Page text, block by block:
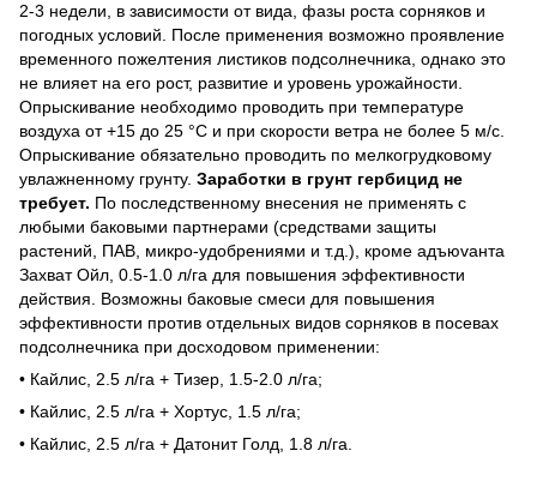
2-3 недели, в зависимости от вида, фазы роста сорняков и
погодных условий. После применения возможно проявление
временного пожелтения листиков подсолнечника, однако это
не влияет на его рост, развитие и уровень урожайности.
Опрыскивание необходимо проводить при температуре
воздуха от +15 до 25 °С и при скорости ветра не более 5 м/с.
Опрыскивание обязательно проводить по мелкогрудковому
увлажненному грунту. Заработки в грунт гербицид не
требует. По последственному внесения не применять с
любыми баковыми партнерами (средствами защиты
растений, ПАВ, микро-удобрениями и т.д.), кроме адъюvанта
Захват Ойл, 0.5-1.0 л/га для повышения эффективности
действия. Возможны баковые смеси для повышения
эффективности против отдельных видов сорняков в посевах
подсолнечника при досходовом применении:
• Кайлис, 2.5 л/га + Тизер, 1.5-2.0 л/га;
• Кайлис, 2.5 л/га + Хортус, 1.5 л/га;
• Кайлис, 2.5 л/га + Датонит Голд, 1.8 л/га.